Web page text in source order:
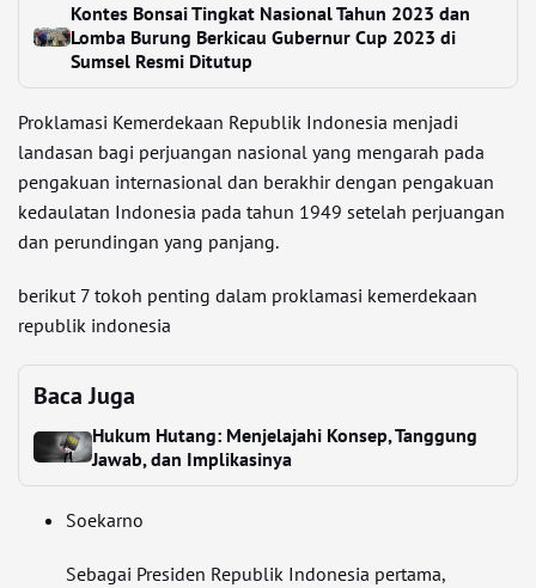
Kontes Bonsai Tingkat Nasional Tahun 2023 dan
Lomba Burung Berkicau Gubernur Cup 2023 di
Sumsel Resmi Ditutup
Proklamasi Kemerdekaan Republik Indonesia menjadi
landasan bagi perjuangan nasional yang mengarah pada
pengakuan internasional dan berakhir dengan pengakuan
kedaulatan Indonesia pada tahun 1949 setelah perjuangan
dan perundingan yang panjang.
berikut 7 tokoh penting dalam proklamasi kemerdekaan
republik indonesia
Baca Juga
Hukum Hutang: Menjelajahi Konsep, Tanggung
Jawab, dan Implikasinya
Soekarno
Sebagai Presiden Republik Indonesia pertama,